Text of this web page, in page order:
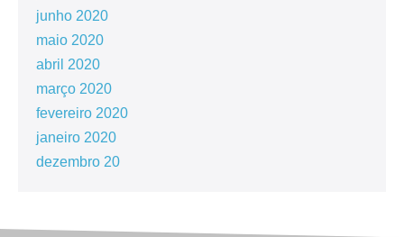
junho 2020
maio 2020
abril 2020
março 2020
fevereiro 2020
janeiro 2020
dezembro 20